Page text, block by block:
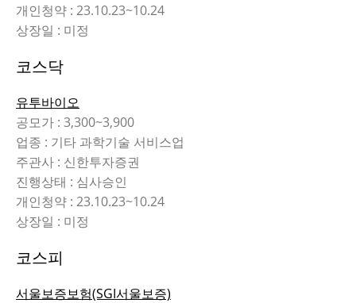
개인청약 : 23.10.23~10.24
상장일 : 미정
코스닥
유투바이오
공모가 : 3,300~3,900
업종 : 기타 과학기술 서비스업
주관사 : 신한투자증권
진행상태 : 심사승인
개인청약 : 23.10.23~10.24
상장일 : 미정
코스피
서울보증보험(SGI서울보증)